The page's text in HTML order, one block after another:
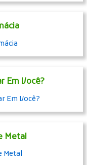
Em Você?
Metal